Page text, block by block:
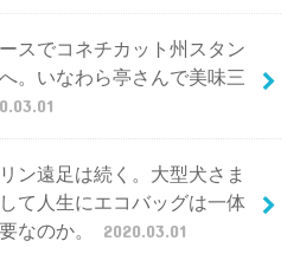
スでコネチカット州スタン
。いなわら亭さんで美味三
ン遠足は続く。大型犬さま
て人生にエコバッグは一体
なのか。
2020.03.01